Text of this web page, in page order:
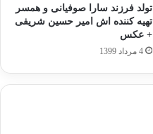
تولد فرزند سارا صوفیانی و همسر
تهیه کننده اش امیر حسین شریفی
+ عکس
4 مرداد 1399